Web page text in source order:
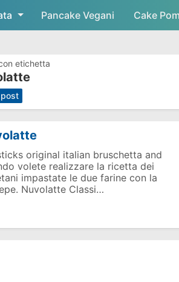
Skip to main content
Pancake Vegani Cake
etichetta
original italian bruschetta and
volete realizzare la ricetta dei
impastate le due farine con la
Nuvolatte Classi…